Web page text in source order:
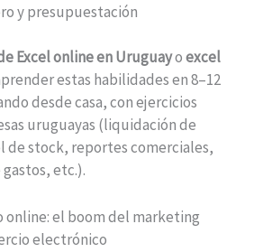
y presupuestación
Excel online en Uruguayoexcel
estas habilidades en 8–12
desde casa, con ejercicios
uruguayas (liquidación de
de stock, reportes comerciales,
etc.).
online: el boom del marketing
electrónico